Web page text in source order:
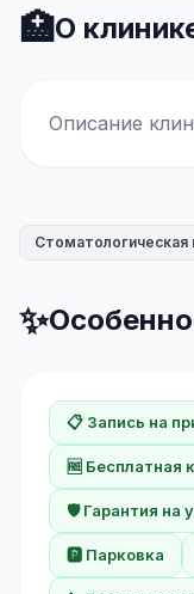
🏥О
Описание
Стоматологическая
✨
📋 Запись на
🆓 Бесплатная
🛡️ Гарантия на
🅿️ Парковка